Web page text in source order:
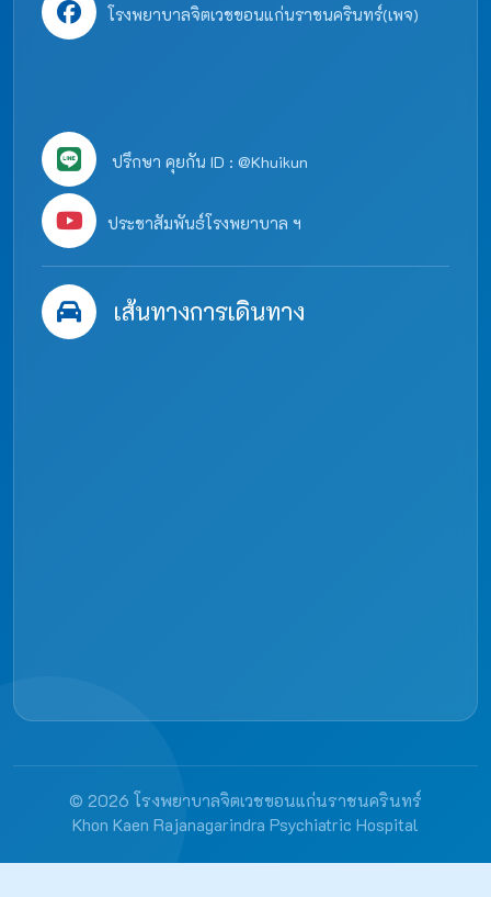
โรงพยาบาลจิตเวชขอนแก่นราชนครินทร์(เพจ)
ปรึกษา คุยกัน ID : @Khuikun
ประชาสัมพันธ์โรงพยาบาล ฯ
เส้นทางการเดินทาง
© 2026 โรงพยาบาลจิตเวชขอนแก่นราชนครินทร์
Khon Kaen Rajanagarindra Psychiatric Hospital